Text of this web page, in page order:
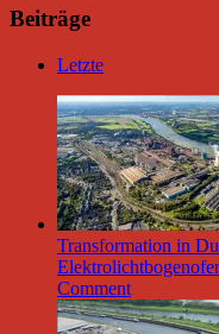
Beiträge
Letzte
Transformation in
Comment